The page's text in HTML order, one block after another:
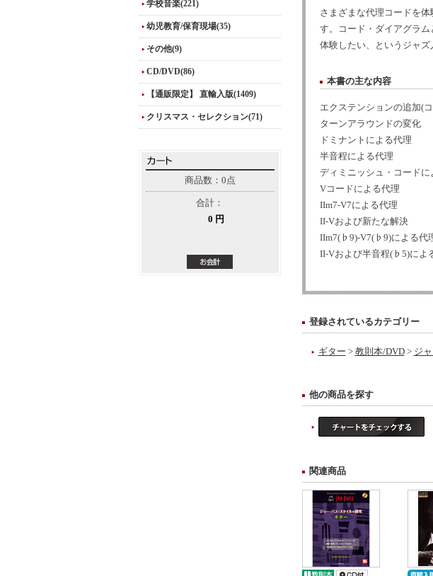
学校音楽(221)
幼児教育/保育現場(35)
その他(9)
CD/DVD(86)
【通販限定】 直輸入版(1409)
クリスマス・セレクション(71)
商品数：0点
合計：
0 円
さまざまな代理コードを
す。コード・ダイアグラ
体験したい、というジャズ
本書の主な内容
エクステンションの追加(
ターンアラウンドの変化
ドミナントによる代理
半音程による代理
ディミニッシュ・コードに
Vコードによる代理
IIm7-V7による代理
II-Vおよび新たな解決
IIm7(♭9)-V7(♭9)による代
II-Vおよび半音程(♭5)によ
登録されているカテゴリー
ギター > 教則本/DVD> ジ
他の商品を探す
関連商品